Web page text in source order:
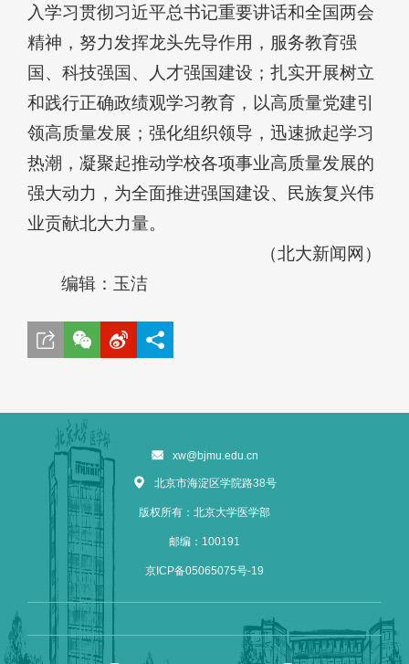
入学习贯彻习近平总书记重要讲话和全国两会
精神，努力发挥龙头先导作用，服务教育强
国、科技强国、人才强国建设；扎实开展树立
和践行正确政绩观学习教育，以高质量党建引
领高质量发展；强化组织领导，迅速掀起学习
热潮，凝聚起推动学校各项事业高质量发展的
强大动力，为全面推进强国建设、民族复兴伟
业贡献北大力量。
（北大新闻网）
编辑：玉洁
xw@bjmu.edu.cn
北京市海淀区学院路38号
版权所有：北京大学医学部
邮编：100191
京ICP备05065075号-19